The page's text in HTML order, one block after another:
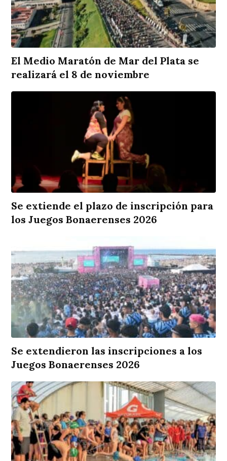
El Medio Maratón de Mar del Plata se
realizará el 8 de noviembre
Se extiende el plazo de inscripción para
los Juegos Bonaerenses 2026
Se extendieron las inscripciones a los
Juegos Bonaerenses 2026